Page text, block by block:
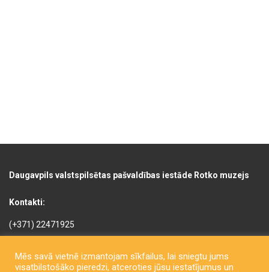
Daugavpils valstspilsētas pašvaldības iestāde Rotko muzejs
Kontakti:
(+371) 22471925
rotkomuzejs@daugavpils.lv
Mēs savā vietnē izmantojam sīkfailus, lai sniegtu jums
visatbilstošāko pieredzi, atceroties jūsu iestatījumus un